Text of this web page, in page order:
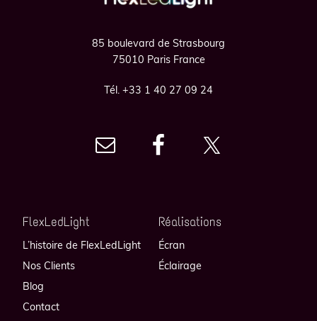
85 boulevard de Strasbourg
75010 Paris France
Tél. +33 1 40 27 09 24
FlexLedLight
L’histoire de FlexLedLight
Nos Clients
Blog
Contact
Réalisations
Écran
Éclairage